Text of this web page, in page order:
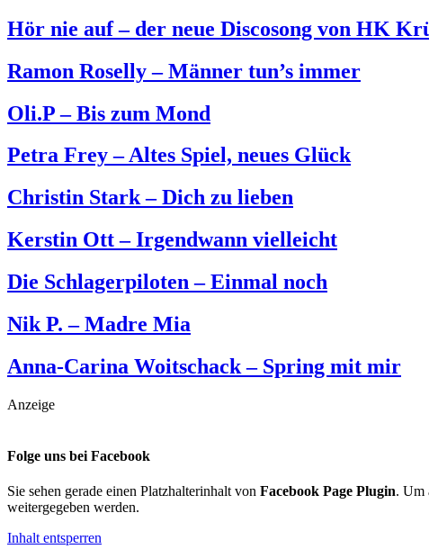
Hör nie auf – der neue Discosong von HK
Ramon Roselly – Männer tun’s immer
Oli.P – Bis zum Mond
Petra Frey – Altes Spiel, neues Glück
Christin Stark – Dich zu lieben
Kerstin Ott – Irgendwann vielleicht
Die Schlagerpiloten – Einmal noch
Nik P. – Madre Mia
Anna-Carina Woitschack – Spring mit mir
Anzeige
Folge uns bei Facebook
Sie sehen gerade einen Platzhalterinhalt von Facebook Page Plugin. Um
weitergegeben werden.
Inhalt entsperren